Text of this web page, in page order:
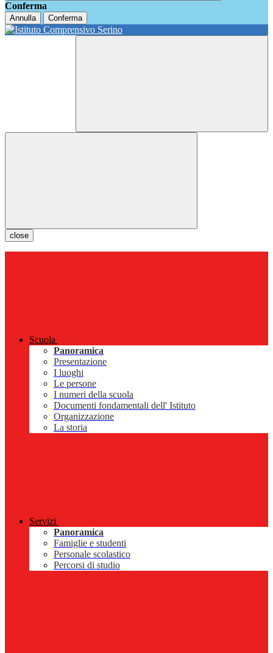
Conferma
Annulla Conferma
close
Scuola
Panoramica
Presentazione
I luoghi
Le persone
I numeri della scuola
Documenti fondamentali dell' Istituto
Organizzazione
La storia
Servizi
Panoramica
Famiglie e studenti
Personale scolastico
Percorsi di studio